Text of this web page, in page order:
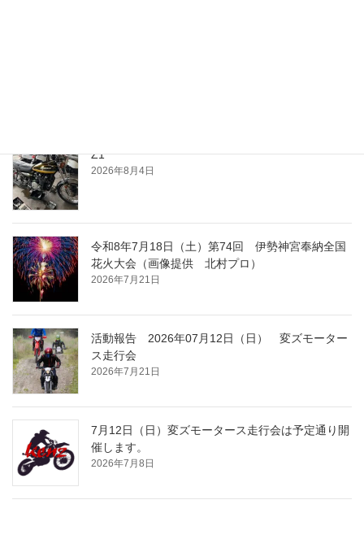
Z1
2026年8月4日
令和8年7月18日（土）第74回 伊勢神宮奉納全国
花火大会（画像提供 北村プロ）
2026年7月21日
活動報告 2026年07月12日（日） 変ズモーター
ス走行会
2026年7月21日
7月12日（日）変ズモータース走行会は予定通り開
催します。
2026年7月8日